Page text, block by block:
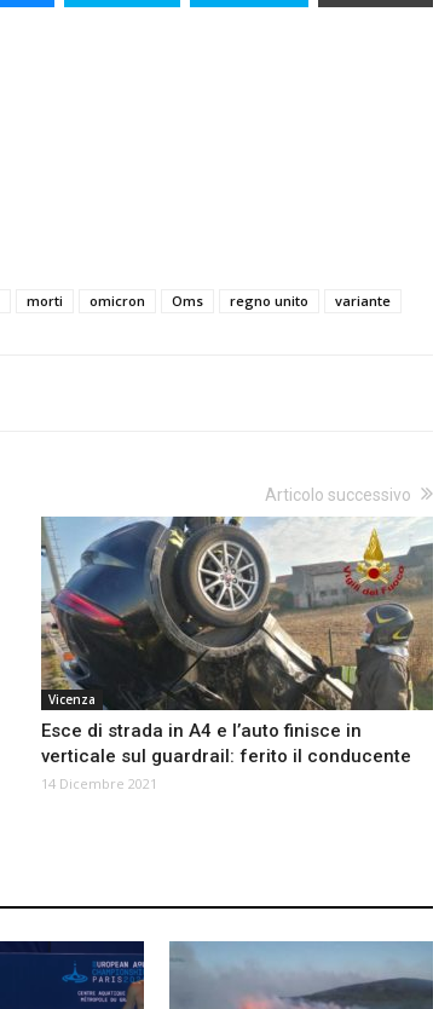
morti omicron Oms regno unito variante
Articolo successivo
Vicenza
Esce di strada in A4 e l’auto finisce in
verticale sul guardrail: ferito il conducente
14 Dicembre 2021